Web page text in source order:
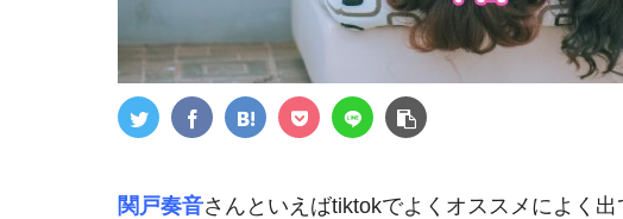
関戸奏音さんといえばtiktokでよくオススメによく出